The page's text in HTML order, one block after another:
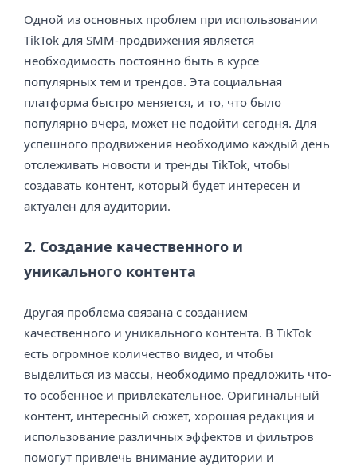
Одной из основных проблем при использовании
TikTok для SMM-продвижения является
необходимость постоянно быть в курсе
популярных тем и трендов. Эта социальная
платформа быстро меняется, и то, что было
популярно вчера, может не подойти сегодня. Для
успешного продвижения необходимо каждый день
отслеживать новости и тренды TikTok, чтобы
создавать контент, который будет интересен и
актуален для аудитории.
2. Создание качественного и
уникального контента
Другая проблема связана с созданием
качественного и уникального контента. В TikTok
есть огромное количество видео, и чтобы
выделиться из массы, необходимо предложить что-
то особенное и привлекательное. Оригинальный
контент, интересный сюжет, хорошая редакция и
использование различных эффектов и фильтров
помогут привлечь внимание аудитории и